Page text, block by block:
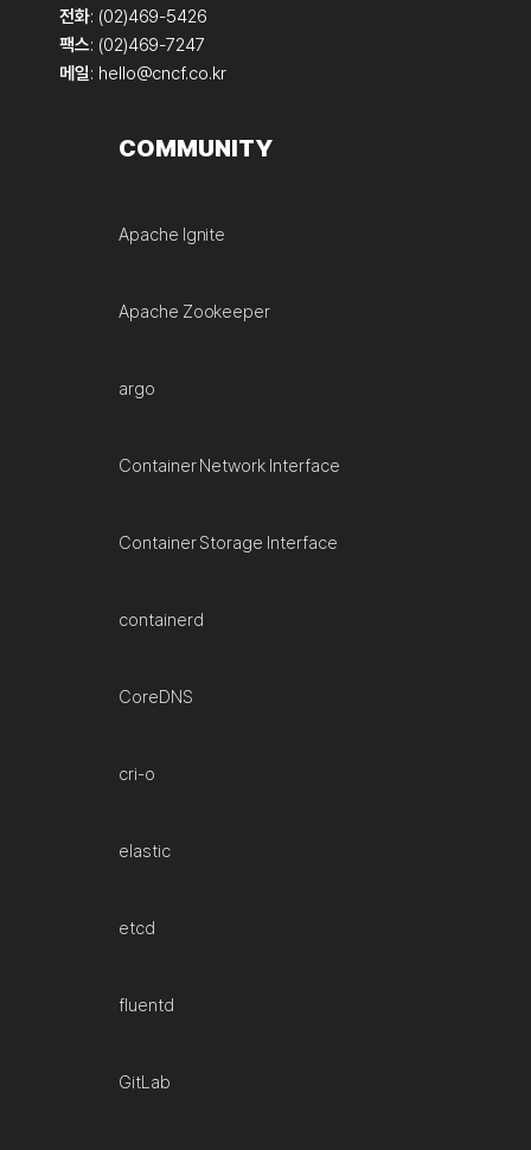
전화: (02)469-5426
팩스: (02)469-7247
메일: hello@cncf.co.kr
COMMUNITY
Apache Ignite
Apache Zookeeper
argo
Container Network Interface
Container Storage Interface
containerd
CoreDNS
cri-o
elastic
etcd
fluentd
GitLab